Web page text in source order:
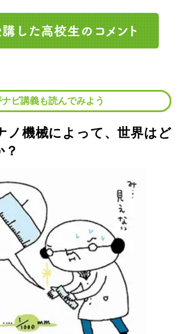
ビ講義も読んでみよう
ノ機械によって、世界はど